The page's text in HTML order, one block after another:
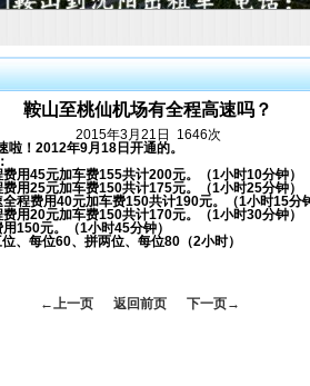
鞍山至桃仙机场有全程高速吗？
2015年3月21日 1646次
！2012年9月18日开通的。
用45元加车费155共计200元。（1小时10分钟）
用25元加车费150共计175元。（1小时25分钟）
程费用40元加车费150共计190元。（1小时15分
用20元加车费150共计170元。（1小时30分钟）
150元。（1小时45分钟）
、每位60、拼两位、每位80（2小时）
←上一页 返回前页 下一页→